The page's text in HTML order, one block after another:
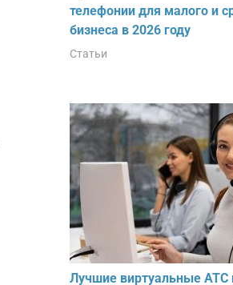
телефонии для малого и
бизнеса в 2026 году
Статьи
Лучшие виртуальные АТС